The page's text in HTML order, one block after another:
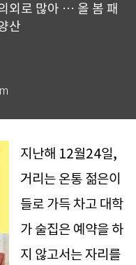
외로 많아 … 올 봄 패
산
지난해 12월24일,
거리는 온통 젊은이
들로 가득 차고 대학
가 술집은 예약을 하
지 않고서는 자리를